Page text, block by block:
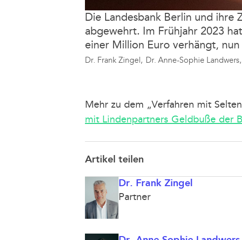
Die Landesbank Berlin und ihre
abgewehrt. Im Frühjahr 2023
einer Million Euro verhängt,
Dr. Frank Zingel, Dr. Anne-Sophie Landwers,
Mehr zu dem „Verfahren mit
mit Lindenpartners Geldbuße der
Artikel teilen
Dr. Frank Zingel
Partner